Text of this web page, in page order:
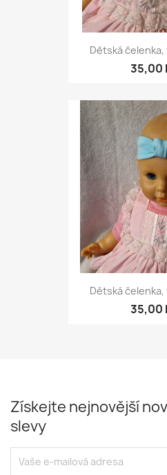
Dětská čelenka,
35,00
Dětská čelenka,
35,00
Získejte nejnovější
slevy